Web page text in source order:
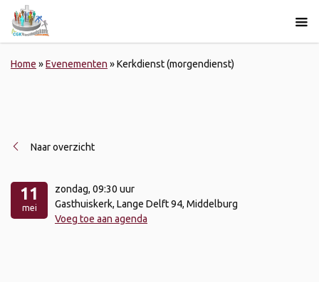
Home »Evenementen »Kerkdienst (morgendienst)
Naar overzicht
11
mei
zondag, 09:30 uur
Gasthuiskerk, Lange Delft 94, Middelburg
Voeg toe aan agenda